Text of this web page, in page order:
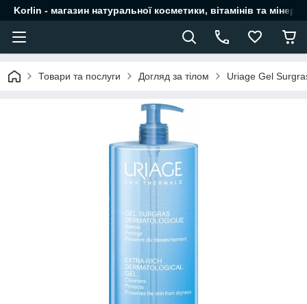
Korlin - магазин натуральної косметики, вітамінів та
Товари та послуги Догляд за тілом Uriage Gel